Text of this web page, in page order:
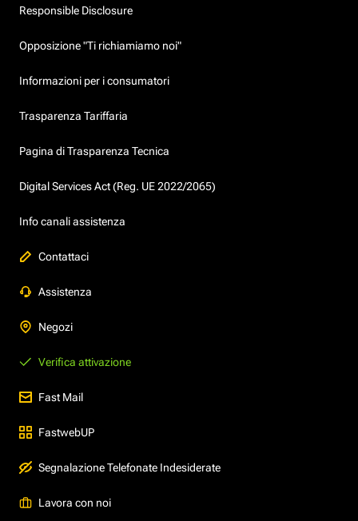
Responsible Disclosure
Opposizione "Ti richiamiamo noi"
Informazioni per i consumatori
Trasparenza Tariffaria
Pagina di Trasparenza Tecnica
Digital Services Act (Reg. UE 2022/2065)
Info canali assistenza
Contattaci
Assistenza
Negozi
Verifica attivazione
Fast Mail
FastwebUP
Segnalazione Telefonate Indesiderate
Lavora con noi